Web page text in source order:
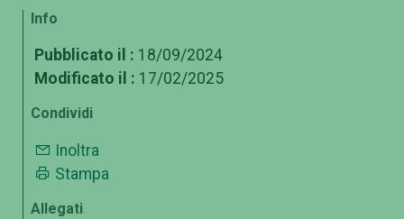
Info
Pubblicato il : 18/09/2024
Modificato il : 17/02/2025
Condividi
Inoltra
Stampa
Allegati